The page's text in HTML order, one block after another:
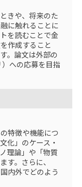
きや、将来のた
に触れることに
を読むことで金
作成すること
。論文は外部の
への応募を目指
特徴や機能につ
化」のケース・
理論」や「物質
す。さらに、
内外でどのよう